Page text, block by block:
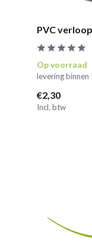
PVC
Op voorraad
levering binnen
€2,30
Incl. btw